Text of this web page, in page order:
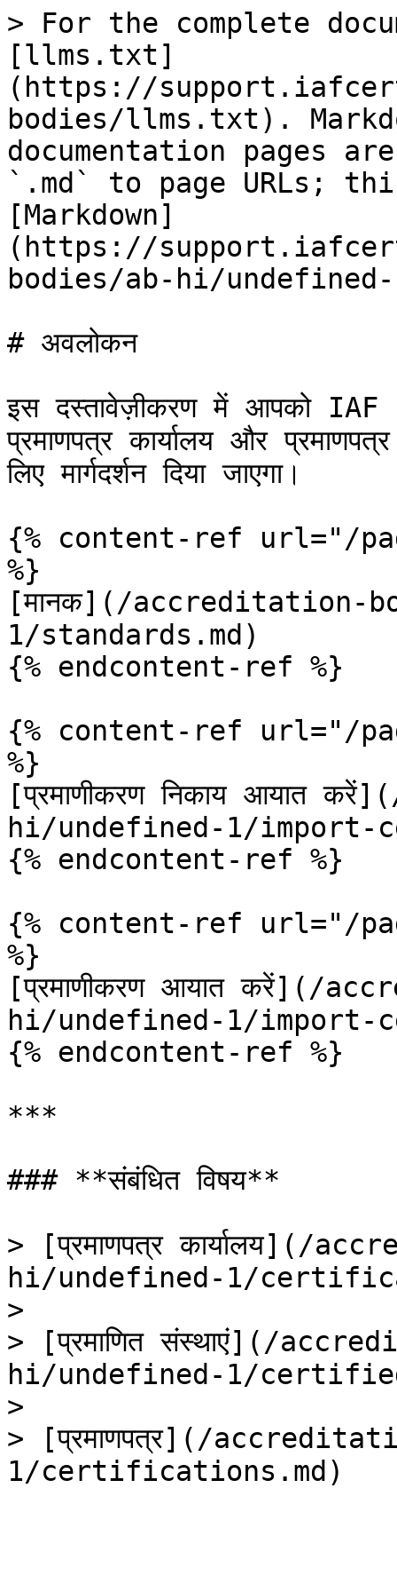
> For the complete
[llms.txt]
(https://
bodies/llms.txt).
documentation pages
`.md` to page URLs;
[Markdown]
(https://
bodies/ab-hi/
# अवलोकन
इस दस्तावेज़ीकरण में आपको
प्रमाणपत्र कार्यालय और
लिए मार्गदर्शन दिया जाएगा।
{% content-ref url="/
%}
[मानक](/accreditation-
1/standards.md)
{% endcontent-ref %}
{% content-ref url="/
%}
[प्रमाणीकरण निकाय आयात
hi/undefined-1/
{% endcontent-ref %}
{% content-ref url="/
%}
[प्रमाणीकरण आयात करें](/
hi/undefined-1/
{% endcontent-ref %}
***
### **संबंधित विषय**
> [प्रमाणपत्र कार्यालय](/
hi/undefined-1/
>
> [प्रमाणित संस्थाएं](/
hi/undefined-1/
>
> [प्रमाणपत्र](/